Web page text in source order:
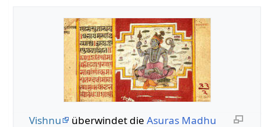
Vishnu überwindet die Asuras Madhu